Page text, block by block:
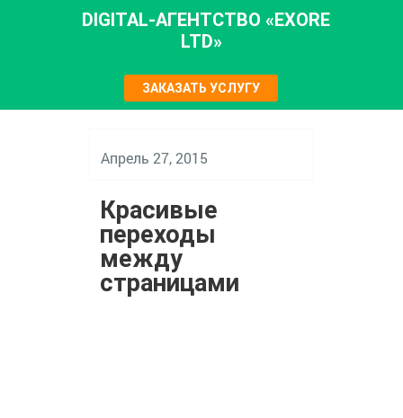
DIGITAL-АГЕНТСТВО «EXORE
LTD»
ЗАКАЗАТЬ УСЛУГУ
Апрель 27, 2015
Красивые
переходы
между
страницами